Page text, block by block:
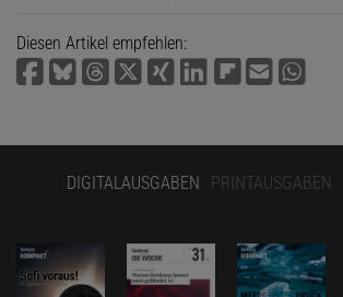
Diesen Artikel empfehlen:
DIGITALAUSGABEN PRINTAUSGABEN